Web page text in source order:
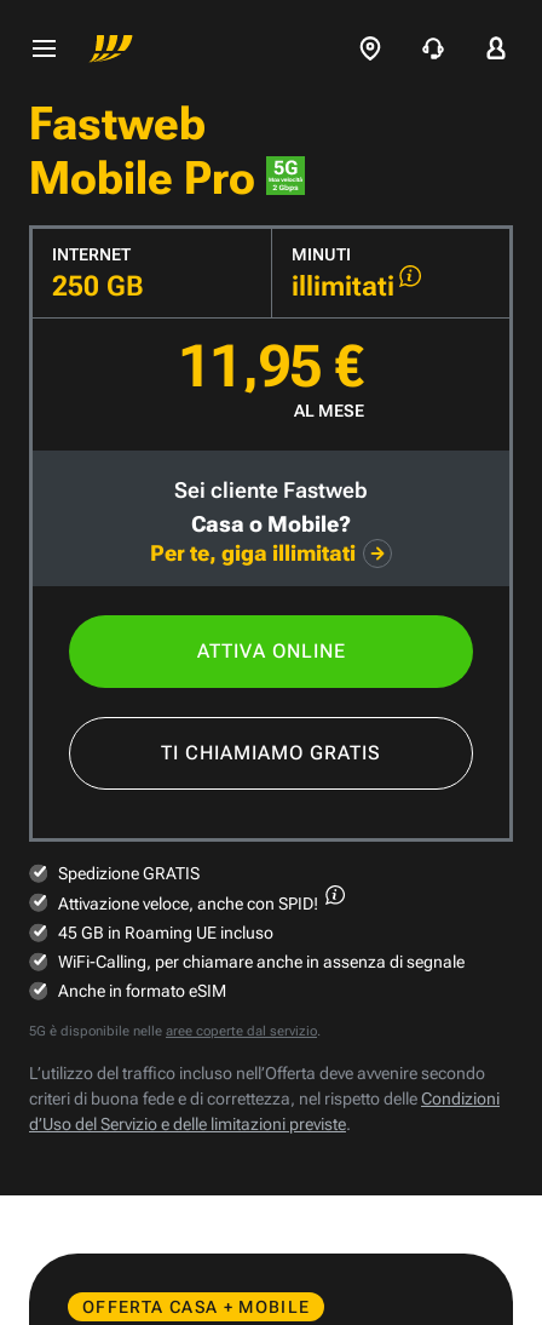
Fastweb
Mobile Pro
INTERNET
250 GB
MINUTI
illimitati
11,95 €
AL MESE
Sei cliente Fastweb
Casa o Mobile?
Per te, giga illimitati
ATTIVA ONLINE
TI CHIAMIAMO GRATIS
Spedizione GRATIS
Attivazione veloce, anche con SPID!
45 GB in Roaming UE incluso
WiFi-Calling, per chiamare anche in assenza di segnale
Anche in formato eSIM
5G è disponibile nelle aree coperte dal servizio.
L’utilizzo del traffico incluso nell’Offerta deve avvenire secondo
criteri di buona fede e di correttezza, nel rispetto delleCondizioni
d’Uso del Servizio e delle limitazioni previste.
OFFERTA CASA + MOBILE